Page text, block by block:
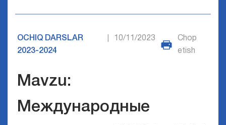
OCHIQ DARSLAR
2023-2024
10/11/2023
Chop
etish
Mavzu:
Международные